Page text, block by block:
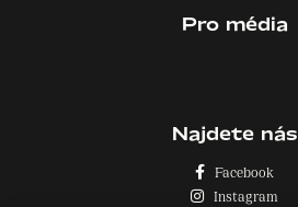
Pro média
Najdete nás
Facebook
Instagram